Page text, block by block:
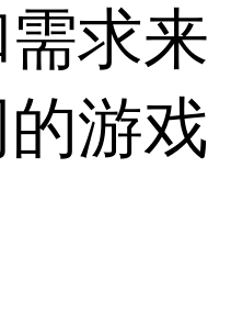
求来
游戏